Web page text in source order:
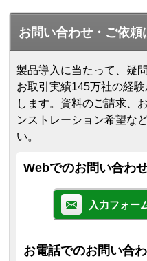
お問い合わせ・ご依頼
製品導入に当たって、疑
お取引実績145万社の経
します。 資料のご請求、
ンストレーション希望な
い。
Webでのお問い合わ
入力フォー
お電話でのお問い合